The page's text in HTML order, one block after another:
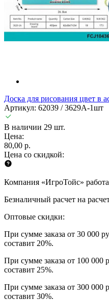
Доска для рисования цвет в
Артикул: 62039 / 3629А-1шт
В наличии 29 шт.
Цена:
80,00 р.
Цена со скидкой:
Компания «ИгроТойс»
Безналичный расчет на
Оптовые скидки:
При сумме заказа от 30 000
составит 20%.
При сумме заказа от 100 000
составит 25%.
При сумме заказа от 300 000
составит 30%.